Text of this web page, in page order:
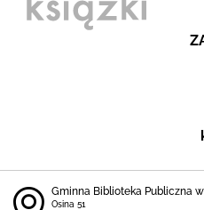
Gminna Biblioteka Publiczna
Osina 51